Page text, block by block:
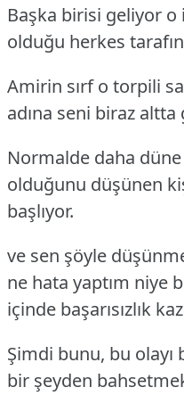
Başka birisi geliyor
olduğu herkes
Amirin sırf o torpili
adına seni biraz
Normalde daha düne
olduğunu düşünen
başlıyor.
ve sen şöyle
ne hata yaptım niye
içinde başarısızlık
Şimdi bunu, bu olayı
bir şeyden